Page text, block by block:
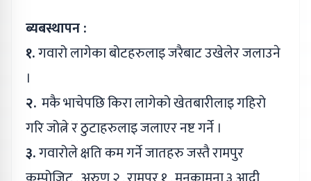
ब्यबस्थापन :
१.गवारो लागेका बोटहरुलाइ जरैबाट उखेलेर जलाउने
।
२. मकै भाचेपछि किरा लागेको खेतबारीलाइ गहिरो
गरि जोत्ने र ठुटाहरुलाइ जलाएर नष्ट गर्ने ।
३.गवारोले क्षति कम गर्ने जातहरु जस्तै रामपुर